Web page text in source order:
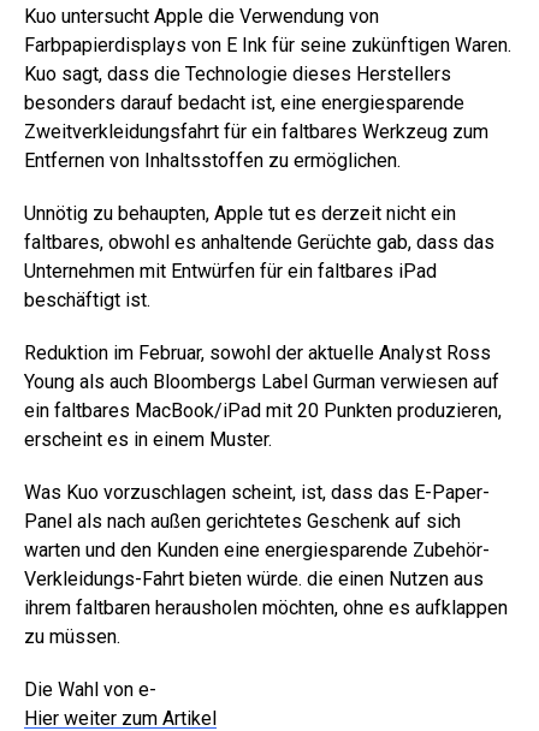
Kuo untersucht Apple die Verwendung von
Farbpapierdisplays von E Ink für seine zukünftigen Waren.
Kuo sagt, dass die Technologie dieses Herstellers
besonders darauf bedacht ist, eine energiesparende
Zweitverkleidungsfahrt für ein faltbares Werkzeug zum
Entfernen von Inhaltsstoffen zu ermöglichen.
Unnötig zu behaupten, Apple tut es derzeit nicht ein
faltbares, obwohl es anhaltende Gerüchte gab, dass das
Unternehmen mit Entwürfen für ein faltbares iPad
beschäftigt ist.
Reduktion im Februar, sowohl der aktuelle Analyst Ross
Young als auch Bloombergs Label Gurman verwiesen auf
ein faltbares MacBook/iPad mit 20 Punkten produzieren,
erscheint es in einem Muster.
Was Kuo vorzuschlagen scheint, ist, dass das E-Paper-
Panel als nach außen gerichtetes Geschenk auf sich
warten und den Kunden eine energiesparende Zubehör-
Verkleidungs-Fahrt bieten würde. die einen Nutzen aus
ihrem faltbaren herausholen möchten, ohne es aufklappen
zu müssen.
Die Wahl von e-
Hier weiter zum Artikel